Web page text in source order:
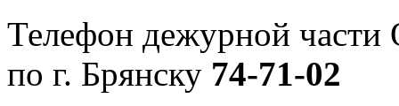
Телефон дежурной
по г. Брянску 74-71-02